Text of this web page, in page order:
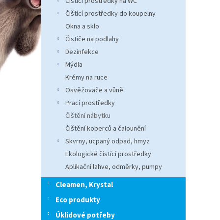
n
e
l
Čištící prostředky do koupelny
Okna a sklo
Čističe na podlahy
Dezinfekce
Mýdla
Krémy na ruce
Osvěžovače a vůně
Prací prostředky
Čištění nábytku
Čištění koberců a čalounění
Skvrny, ucpaný odpad, hmyz
Ekologické čistící prostředky
Aplikační lahve, odměrky, pumpy
Cleamen, Krystal
Eco produkty
Úklidové potřeby